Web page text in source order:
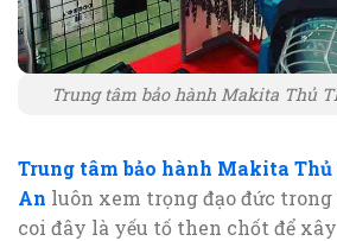
Trung tâm bảo hành Makita Thủ
Trung tâm bảo hành Makita
An luôn xem trọng đạo đức
coi đây là yếu tố then chốt để